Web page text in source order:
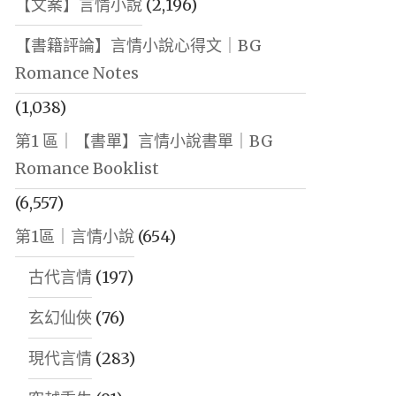
【文案】言情小說(2,196)
【書籍評論】言情小說心得文｜BG
Romance Notes
(1,038)
第1 區｜【書單】言情小說書單｜BG
Romance Booklist
(6,557)
第1區｜言情小說(654)
古代言情(197)
玄幻仙俠 (76)
現代言情(283)